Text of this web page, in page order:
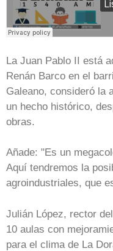
La Juan Pablo II está
Renán Barco en el
Galeano, consideró la
un hecho histórico,
obras.
Añade: "Es un
Aquí tendremos la
agroindustriales, que
Julián López, rector
10 aulas con
para el clima de La